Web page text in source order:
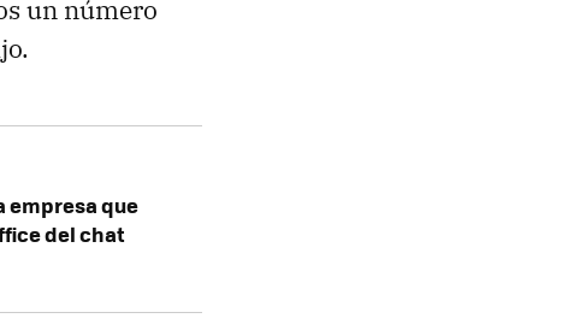
un número
empresa que
del chat